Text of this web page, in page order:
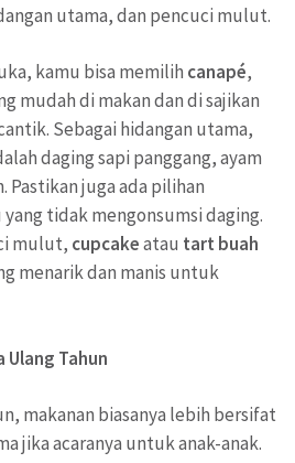
utama, dan pencuci mulut.
kamu bisa memilih canapé,
mudah di makan dan di sajikan
Sebagai hidangan utama,
daging sapi panggang, ayam
Pastikan juga ada pilihan
tidak mengonsumsi daging.
mulut, cupcakeatau tart buah
menarik dan manis untuk
Ulang Tahun
makanan biasanya lebih bersifat
jika acaranya untuk anak-anak.